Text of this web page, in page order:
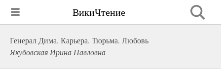
ВикиЧтение
Генерал Дима. Карьера. Тюрьма. Любовь
Якубовская Ирина Павловна